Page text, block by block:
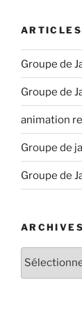
Groupe de
Groupe de
animation
Groupe de
Groupe de
ARCHIVES